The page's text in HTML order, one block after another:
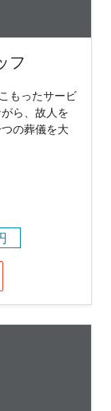
フ
もったサービ
ら、故人を
の葬儀を大